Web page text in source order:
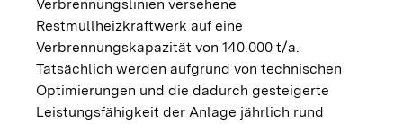
Verbrennungslinien versehene
Restmüllheizkraftwerk auf eine
Verbrennungskapazität von 140.000 t/a.
Tatsächlich werden aufgrund von technischen
Optimierungen und die dadurch gesteigerte
Leistungsfähigkeit der Anlage jährlich rund